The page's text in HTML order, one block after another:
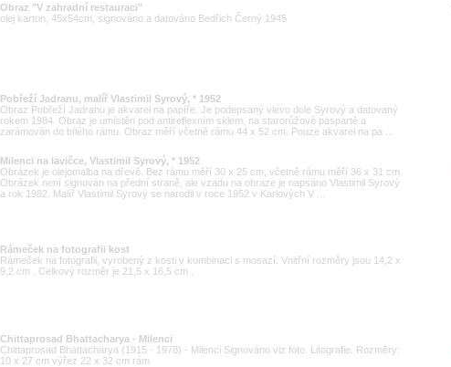
Obraz "V zahradní restauraci"
olej karton, 45x54cm, signováno a datováno Bedřich Černý 1945
Pobřeží Jadranu, malíř Vlastimil Syrový, * 1952
Obraz Pobřeží Jadranu je akvarel na papíře. Je podepsaný vlevo dole Syrový a datovaný
rokem 1984. Obraz je umístěn pod antireflexním sklem, na starorůžové paspartě a
zarámován do bílého rámu. Obraz měří včetně rámu 44 x 52 cm. Pouze akvarel na pa ...
Milenci na lavičce, Vlastimil Syrový, * 1952
Obrázek je olejomalba na dřevě. Bez rámu měří 30 x 25 cm, včetně rámu měří 36 x 31 cm.
Obrázek není signován na přední straně, ale vzadu na obraze je napsáno Vlastimil Syrový
a rok 1982. Malíř Vlastimil Syrový se narodil v roce 1952 v Karlových V ...
Rámeček na fotografii kost
Rámeček na fotografii, vyrobený z kosti v kombinaci s mosazí. Vnitřní rozměry jsou 14,2 x
9,2 cm . Celkový rozměr je 21,5 x 16,5 cm .
Chittaprosad Bhattacharya - Milenci
Chittaprosad Bhattacharya (1915 - 1978) - Milenci Signováno viz foto. Litografie. Rozměry:
10 x 27 cm výřez 22 x 32 cm rám